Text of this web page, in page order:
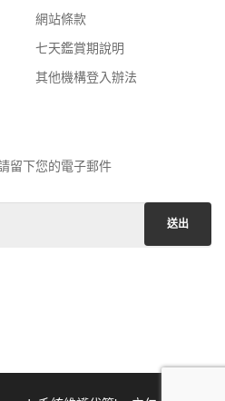
網站條款
七天鑑賞期說明
其他機構登入辦法
留下您的電子郵件
送出